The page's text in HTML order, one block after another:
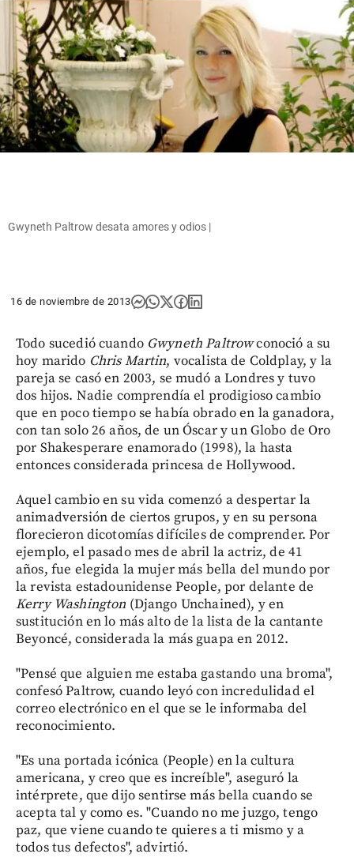
Gwyneth Paltrow desata amores y odios |
16 de noviembre de 2013
Todo sucedió cuando GwynethPaltrowconoció a su
hoy marido Chris Martin, vocalista de Coldplay, y la
pareja se casó en 2003, se mudó a Londres y tuvo
dos hijos. Nadie comprendía el prodigioso cambio
que en poco tiempo se había obrado en la ganadora,
con tan solo 26 años, de un Óscar y un Globo de Oro
por Shakesperare enamorado (1998), la hasta
entonces considerada princesa de Hollywood.
Aquel cambio en su vida comenzó a despertar la
animadversión de ciertos grupos, y en su persona
florecieron dicotomías difíciles de comprender. Por
ejemplo, el pasado mes de abril la actriz, de 41
años, fue elegida la mujer más bella del mundo por
la revista estadounidense People, por delante de
Kerry Washington (Django Unchained), y en
sustitución en lo más alto de la lista de la cantante
Beyoncé, considerada la más guapa en 2012.
"Pensé que alguien me estaba gastando una broma",
confesó Paltrow, cuando leyó con incredulidad el
correo electrónico en el que se le informaba del
reconocimiento.
"Es una portada icónica (People) en la cultura
americana, y creo que es increíble", aseguró la
intérprete, que dijo sentirse más bella cuando se
acepta tal y como es. "Cuando no me juzgo, tengo
paz, que viene cuando te quieres a ti mismo y a
todos tus defectos", advirtió.